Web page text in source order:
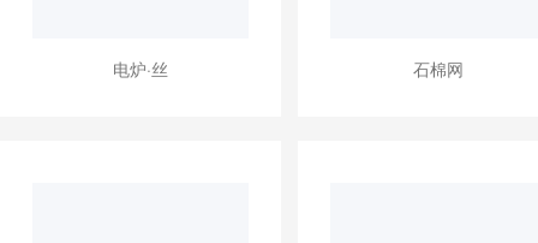
电炉·丝 石棉网